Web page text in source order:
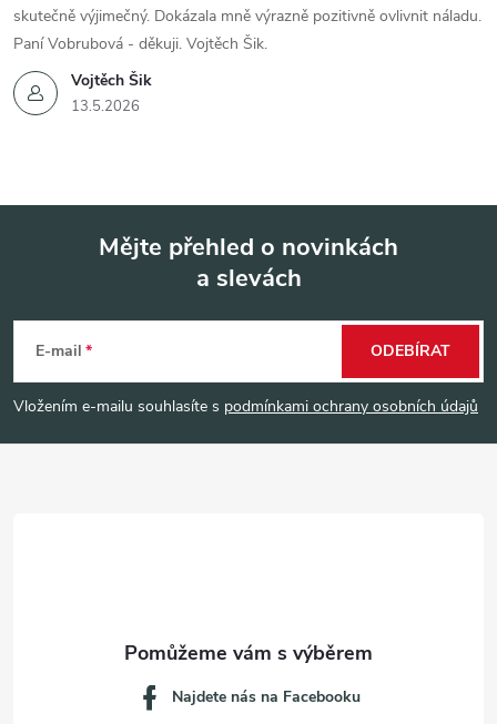
Vojtěch Šik
13.5.2026
skutečně výjimečný. Dokázala mně výrazně pozitivně ovlivnit náladu.
Paní Vobrubová - děkuji. Vojtěch Šik.
p
a
Mějte přehled o novinkách
a slevách
E-mail
Vložením e-mailu souhlasíte s podmínkami ochrany osobních údajů
ODEBÍRAT
Najdete nás na Facebooku